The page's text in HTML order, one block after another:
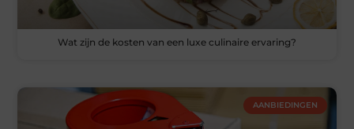
Wat zijn de kosten van een luxe culinaire ervaring?
AANBIEDINGEN